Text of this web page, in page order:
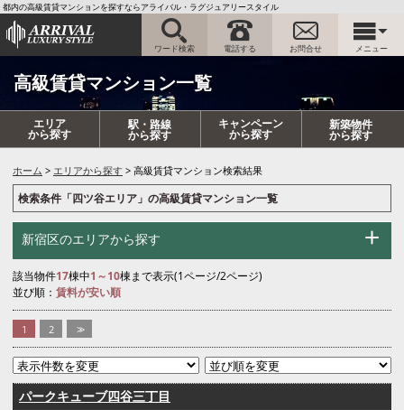
都内の高級賃貸マンションを探すならアライバル・ラグジュアリースタイル
ワード検索 電話する お問合せ メニュー
高級賃貸マンション一覧
エリア
から探す
駅・路線
から探す
キャンペーン
から探す
新築物件
から探す
ホーム エリアから探す 高級賃貸マンション検索結果
検索条件「四ツ谷エリア」の高級賃貸マンション一覧
新宿区のエリアから探す
該当物件17棟中1～10棟まで表示(1ページ/2ページ)
並び順： 賃料が安い順
1 2 >>
パークキューブ四谷三丁目